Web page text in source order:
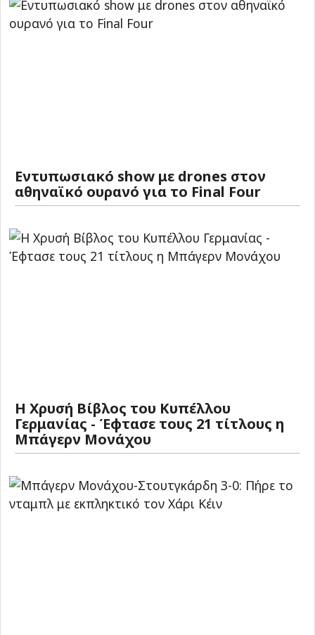
Εντυπωσιακό show με drones στον
αθηναϊκό ουρανό για το Final Four
Η Χρυσή Βίβλος του Κυπέλλου
Γερμανίας - Έφτασε τους 21 τίτλους η
Μπάγερν Μονάχου